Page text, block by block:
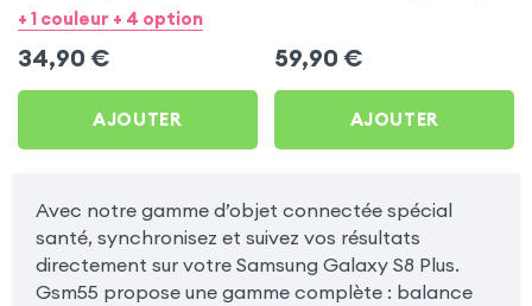
Argent
+ 1 couleur + 4 option
34,90 €
AJOUTER
59,90 €
AJOUTER
Avec notre gamme d’objet connectée spécial
santé, synchronisez et suivez vos résultats
directement sur votre Samsung Galaxy S8 Plus.
Gsm55 propose une gamme complète : balance